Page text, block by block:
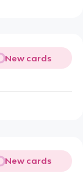
New cards
New cards